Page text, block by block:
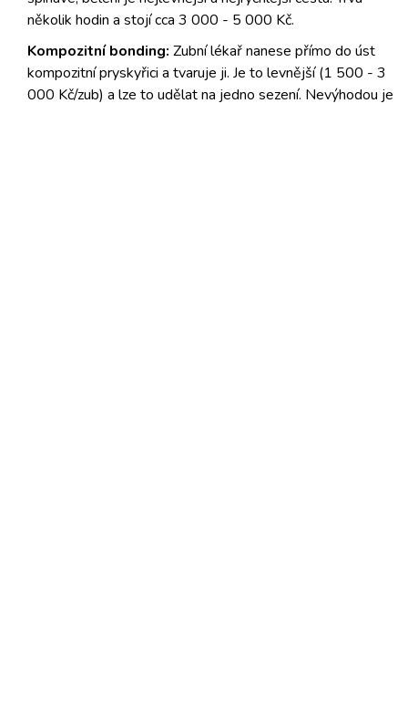
několik hodin a stojí cca 3 000 - 5 000 Kč.
Kompozitní bonding: Zubní lékař nanese přímo do úst
kompozitní pryskyřici a tvaruje ji. Je to levnější (1 500 - 3
000 Kč/zub) a lze to udělat na jedno sezení. Nevýhodou je